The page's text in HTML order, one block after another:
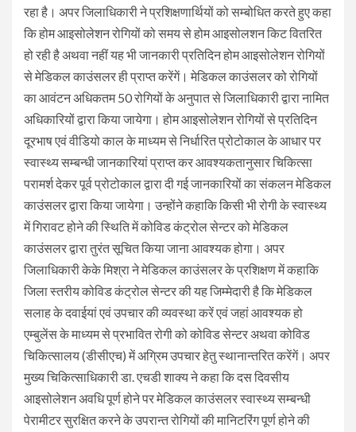
रहा है। अपर जिलाधिकारी ने प्रशिक्षणार्थियों को सम्बोधित करते हुए कहा
कि होम आइसोलेशन रोगियों को समय से होम आइसोलशन किट वितरित
हो रही है अथवा नहीं यह भी जानकारी प्रतिदिन होम आइसोलेशन रोगियों
से मेडिकल काउंसलर ही प्राप्त करेंगें। मेडिकल काउंसलर को रोगियों
का आवंटन अधिकतम 50 रोगियों के अनुपात से जिलाधिकारी द्वारा नामित
अधिकारियों द्वारा किया जायेगा। होम आइसोलेशन रोगियों से प्रतिदिन
दूरभाष एवं वीडियो काल के माध्यम से निर्धारित प्रोटोकाल के आधार पर
स्वास्थ्य सम्बन्धी जानकारियां प्राप्त कर आवश्यकतानुसार चिकित्सा
परामर्श देकर पूर्व प्रोटोकाल द्वारा दी गई जानकारियों का संकलन मेडिकल
काउंसलर द्वारा किया जायेगा। उन्होंने कहाकि किसी भी रोगी के स्वास्थ्य
में गिरावट होने की स्थिति में कोविड कंट्रोल सेन्टर को मेडिकल
काउंसलर द्वारा तुरंत सूचित किया जाना आवश्यक होगा। अपर
जिलाधिकारी केके मिश्रा ने मेडिकल काउंसलर के प्रशिक्षण में कहाकि
जिला स्तरीय कोविड कंट्रोल सेन्टर की यह जिम्मेदारी है कि मेडिकल
सलाह के दवाईयां एवं उपचार की व्यवस्था करें एवं जहां आवश्यक हो
एम्बुलेंस के माध्यम से प्रभावित रोगी को कोविड सेन्टर अथवा कोविड
चिकित्सालय (डीसीएच) में अग्रिम उपचार हेतु स्थानान्तरित करेंगें। अपर
मुख्य चिकित्साधिकारी डा. एचडी शाक्य ने कहा कि दस दिवसीय
आइसोलेशन अवधि पूर्ण होने पर मेडिकल काउंसलर स्वास्थ्य सम्बन्धी
पेरामीटर सुरक्षित करने के उपरान्त रोगियों की मानिटरिंग पूर्ण होने की